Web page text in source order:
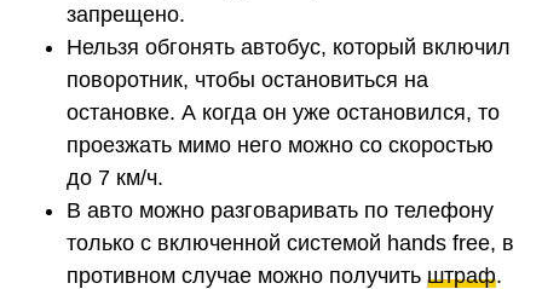
запрещено.
Нельзя обгонять автобус, который включил
поворотник, чтобы остановиться на
остановке. А когда он уже остановился, то
проезжать мимо него можно со скоростью
до 7 км/ч.
В авто можно разговаривать по телефону
только с включенной системой hands free, в
противном случае можно получить штраф.